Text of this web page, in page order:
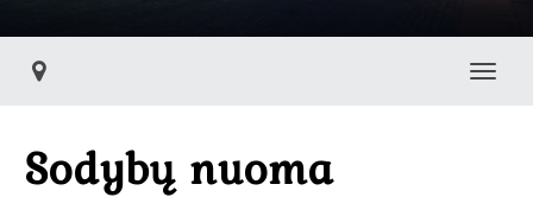
Sodybų nuoma